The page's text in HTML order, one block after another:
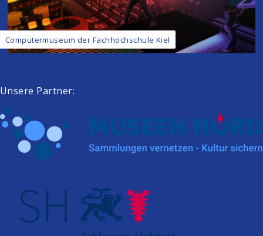
Computermuseum der Fachhochschule Kiel
Unsere Partner: